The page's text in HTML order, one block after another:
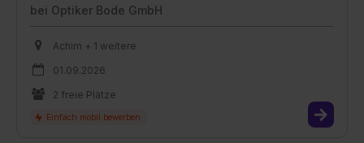
bei Optiker Bode GmbH
Achim + 1 weitere
01.09.2026
2 freie Plätze